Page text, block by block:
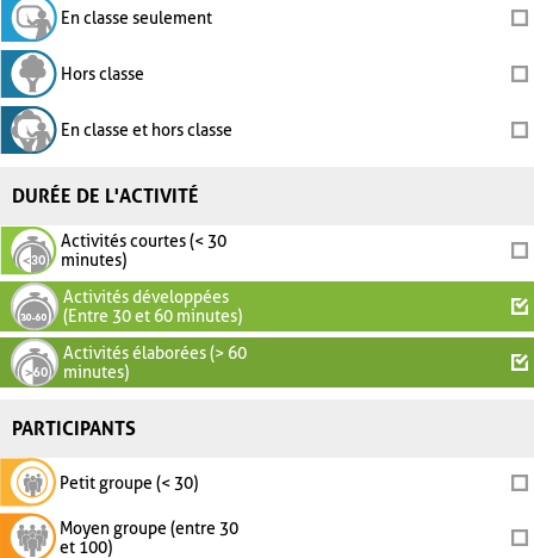
En classe seulement
Hors classe
En classe et hors classe
DURÉE DE L'ACTIVITÉ
Activités courtes (< 30
minutes)
Activités développées
(Entre 30 et 60 minutes)
Activités élaborées (> 60
minutes)
PARTICIPANTS
Petit groupe (< 30)
Moyen groupe (entre 30
et 100)